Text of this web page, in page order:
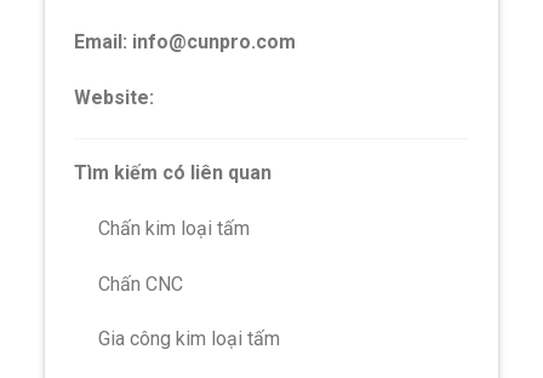
Email: info@cunpro.com
Website:
Tìm kiếm có liên quan
Chấn kim loại tấm
Chấn CNC
Gia công kim loại tấm